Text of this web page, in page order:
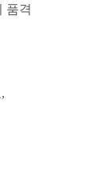
품격